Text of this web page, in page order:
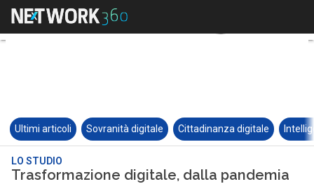
Ultimi articoli Sovranità digitale Cittadinanza digitale
LO STUDIO
Trasformazione digitale, dalla pandemia